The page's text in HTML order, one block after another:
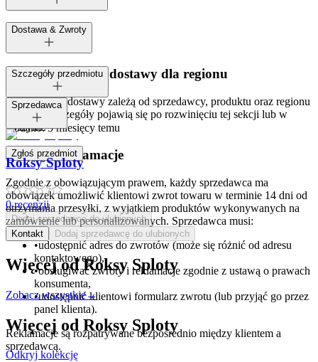
Dostawa & Zwroty
Dostępne metody dostawy dla regionu
Opcje i koszt dostawy zależą od sprzedawcy, produktu oraz regionu
dostawy. Szczegóły pojawią się po rozwinięciu tej sekcji lub w
koszyku.
Zwroty i reklamacje
Zgodnie z obowiązującym prawem, każdy sprzedawca ma
obowiązek umożliwić klientowi zwrot towaru w terminie 14 dni od
otrzymania przesyłki, z wyjątkiem produktów wykonywanych na
zamówienie lub personalizowanych. Sprzedawca musi:
•udostępnić adres do zwrotów (może się różnić od adresu
kontaktowego),
•obsługiwać zwroty i reklamacje zgodnie z ustawą o prawach
konsumenta,
•udostępnić klientowi formularz zwrotu (lub przyjąć go przez
panel klienta).
Reklamacje są rozpatrywane bezpośrednio między klientem a
sprzedawcą.
Szczegóły przedmiotu
Tagi:
Dodano:5 miesięcy temu
Zgłoś przedmiot
Sprzedawca
Roksy Sploty
0recenzji
Dodaj sprzedawcę do ulubionych
Kontakt
Dodaj sprzedawcę do ulubionych
Więcej odRoksy Sploty
Zobacz wszystkie→
Więcej od Roksy Sploty
Odkryj kolekcję